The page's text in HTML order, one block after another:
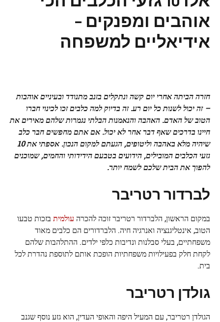
אוהבים ומפנקים –
אידיאליים למשפחה
חזרה הביתה אחרי יום קשה ונתקלים בזנב מתנודד ובעיניים אוהבות
– זה יכול לשנות כל יום רע. זה בדיוק למה כלבים זכו לכינוי חברו
הטוב של האדם. האהבה והנאמנות הבלתי נגמרות שלהם מאירים את
חיינו בדרכים שאף דבר אחר לא יכול. אם אתם מחפשים חבר כלב
שיהיה מלא באהבה וליטופים, הגעתם למקום הנכון. אספתי את 10
גזעי הכלבים המובילים, הידועים בטבעם הידידותי והחמים, שמוכנים
להפוך את הבית שלכם לשמח יותר.
לברדור רטריבר
במקום הראשון, הלברדור רטריבר זוכה להכרה עולמית בזכות טבעו
הטוב, אינטליגנציה ואנרגיה חיה. הלברדורים הם כלבים מאוד
משפחתיים, בעלי סבלנות ונדיבות כלפי ילדים. ההתלהבות שלהם
לקחת חלק בפעילויות משפחתיות הופכת אותם לתוספת נהדרת לכל
בית.
גולדן רטריבר
הגולדן רטריבר, עם המעיל היפה והאופי העדין, הוא גזע נוסף שגנב